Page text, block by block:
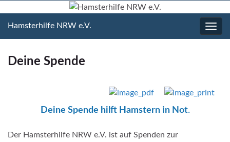
Hamsterhilfe NRW e.V.
Deine Spende
Deine Spende hilft Hamstern in Not.
Der Hamsterhilfe NRW e.V. ist auf Spenden zur